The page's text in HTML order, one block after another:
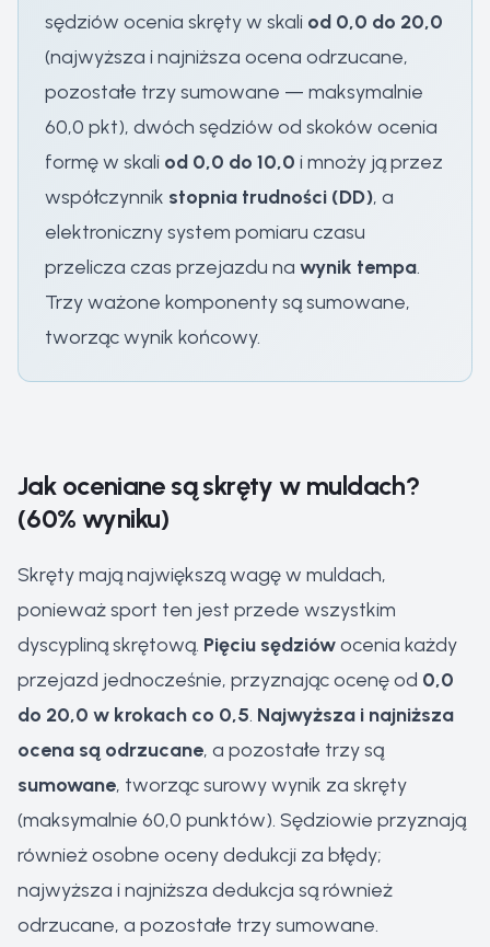
sędziów ocenia skręty w skali od 0,0 do 20,0
(najwyższa i najniższa ocena odrzucane,
pozostałe trzy sumowane — maksymalnie
60,0 pkt), dwóch sędziów od skoków ocenia
formę w skali od 0,0 do 10,0 i mnoży ją przez
współczynnik stopnia trudności (DD), a
elektroniczny system pomiaru czasu
przelicza czas przejazdu na wynik tempa.
Trzy ważone komponenty są sumowane,
tworząc wynik końcowy.
Jak oceniane są skręty w muldach?
(60% wyniku)
Skręty mają największą wagę w muldach,
ponieważ sport ten jest przede wszystkim
dyscypliną skrętową. Pięciu sędziówocenia każdy
przejazd jednocześnie, przyznając ocenę od 0,0
do 20,0 w krokach co 0,5. Najwyższa i najniższa
ocena są odrzucane, a pozostałe trzy są
sumowane, tworząc surowy wynik za skręty
(maksymalnie 60,0 punktów). Sędziowie przyznają
również osobne oceny dedukcji za błędy;
najwyższa i najniższa dedukcja są również
odrzucane, a pozostałe trzy sumowane.